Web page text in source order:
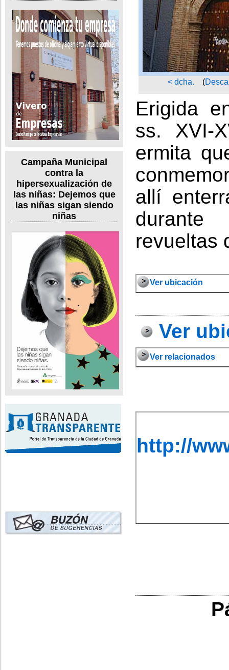
Campaña Municipal
contra la
hipersexualización de
las niñas: Dejemos que
las niñas sigan siendo
niñas
< dcha. (
Erigida
ss. XVI-
ermita
allí
revueltas
Ver ubicación
Ver
Ver relacionados
http://